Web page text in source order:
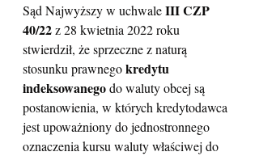
Sąd Najwyższy w uchwale III CZP
40/22 z 28 kwietnia 2022 roku
stwierdził, że sprzeczne z naturą
stosunku prawnego kredytu
indeksowanego do waluty obcej są
postanowienia, w których kredytodawca
jest upoważniony do jednostronnego
oznaczenia kursu waluty właściwej do